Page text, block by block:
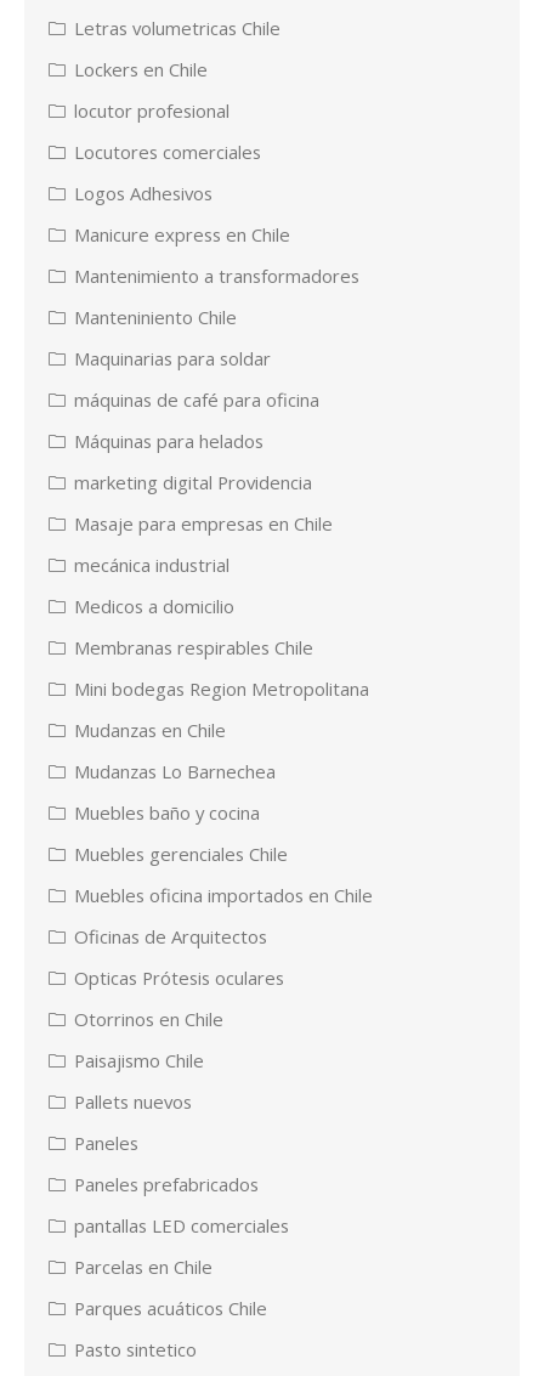
Letras volumetricas Chile
Lockers en Chile
locutor profesional
Locutores comerciales
Logos Adhesivos
Manicure express en Chile
Mantenimiento a transformadores
Manteniniento Chile
Maquinarias para soldar
máquinas de café para oficina
Máquinas para helados
marketing digital Providencia
Masaje para empresas en Chile
mecánica industrial
Medicos a domicilio
Membranas respirables Chile
Mini bodegas Region Metropolitana
Mudanzas en Chile
Mudanzas Lo Barnechea
Muebles baño y cocina
Muebles gerenciales Chile
Muebles oficina importados en Chile
Oficinas de Arquitectos
Opticas Prótesis oculares
Otorrinos en Chile
Paisajismo Chile
Pallets nuevos
Paneles
Paneles prefabricados
pantallas LED comerciales
Parcelas en Chile
Parques acuáticos Chile
Pasto sintetico